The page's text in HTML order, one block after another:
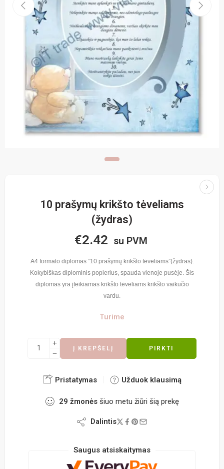
10 prašymų krikšto tėveliams
(žydras)
€2.42 su PVM
A4 formato diplomas “10 prašymų krikšto tėveliams”(žydras).
Kokybiškas diplominis popierius, spauda vienoje pusėje. Šis
diplomas yra įteikiamas krikšto tėveliams krikšto vaikučio
vardu.
Turime
Į KREPŠELĮ PIRKTI
Pristatymas Užduok klausimą
29 žmonės šiuo metu žiūri šią prekę
Dalintis
Saugus atsiskaitymas